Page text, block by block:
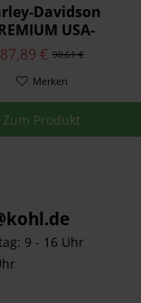
Davidson
USA-
61400617
90,61 €
87,89 €
Merken
Zum Produkt
9 - 16 Uhr